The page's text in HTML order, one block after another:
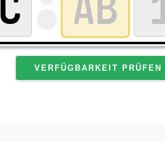
VERFÜGBARKEIT PRÜFEN